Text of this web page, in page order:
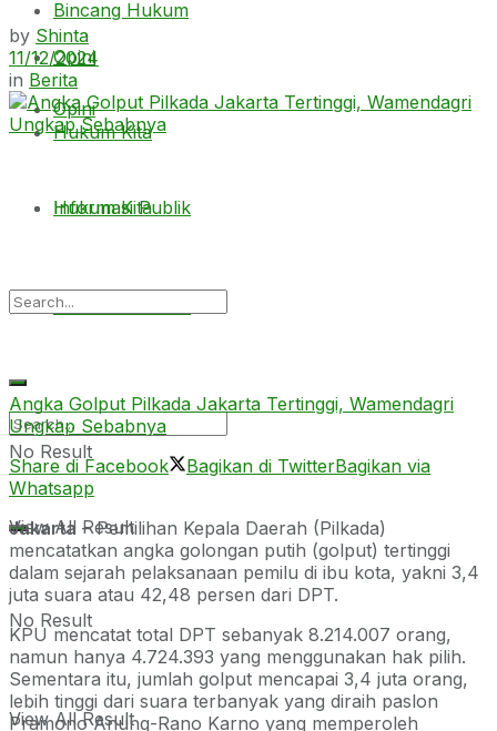
Bincang Hukum
Opini
Hukum Kita
Informasi Publik
No Result
View All Result
Opini
Hukum Kita
Informasi Publik
No Result
View All Result
by Shinta
11/12/2024
in Berita
Angka Golput Pilkada Jakarta Tertinggi, Wamendagri
Ungkap Sebabnya
Share di Facebook
Bagikan di TwitterBagikan via
Whatsapp
Jakarta – Pemilihan Kepala Daerah (Pilkada)
mencatatkan angka golongan putih (golput) tertinggi
dalam sejarah pelaksanaan pemilu di ibu kota, yakni 3,4
juta suara atau 42,48 persen dari DPT.
KPU mencatat total DPT sebanyak 8.214.007 orang,
namun hanya 4.724.393 yang menggunakan hak pilih.
Sementara itu, jumlah golput mencapai 3,4 juta orang,
lebih tinggi dari suara terbanyak yang diraih paslon
Pramono Anung-Rano Karno yang memperoleh